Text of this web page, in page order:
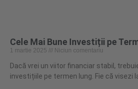
Cele Mai Bune Investiții pe
1 martie 2025 Niciun comentariu
Dacă vrei un viitor financiar stabil,
investițiile pe termen lung. Fie că visezi